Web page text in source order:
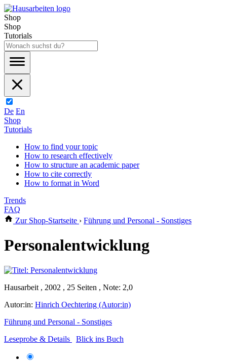
Shop
Shop
Tutorials
De En
Shop
Tutorials
How to find your topic
How to research effectively
How to structure an academic paper
How to cite correctly
How to format in Word
Trends
FAQ
Zur Shop-Startseite › Führung und Personal - Sonstiges
Personalentwicklung
Hausarbeit , 2002 , 25 Seiten , Note: 2,0
Autor:in: Hinrich Oechtering (Autor:in)
Führung und Personal - Sonstiges
Leseprobe & Details
Blick ins Buch